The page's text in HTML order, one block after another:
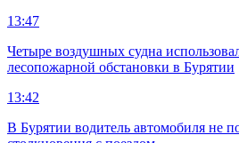
13:47
Четыре воздушных судна
лесопожарной обстановки в Бурятии
13:42
В Бурятии водитель автомобиля не